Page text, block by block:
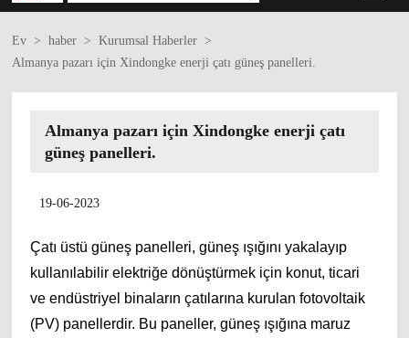
Ev > haber > Kurumsal Haberler >
Almanya pazarı için Xindongke enerji çatı güneş panelleri.
Almanya pazarı için Xindongke enerji çatı
güneş panelleri.
19-06-2023
Çatı üstü güneş panelleri, güneş ışığını yakalayıp
kullanılabilir elektriğe dönüştürmek için konut, ticari
ve endüstriyel binaların çatılarına kurulan fotovoltaik
(PV) panellerdir. Bu paneller, güneş ışığına maruz